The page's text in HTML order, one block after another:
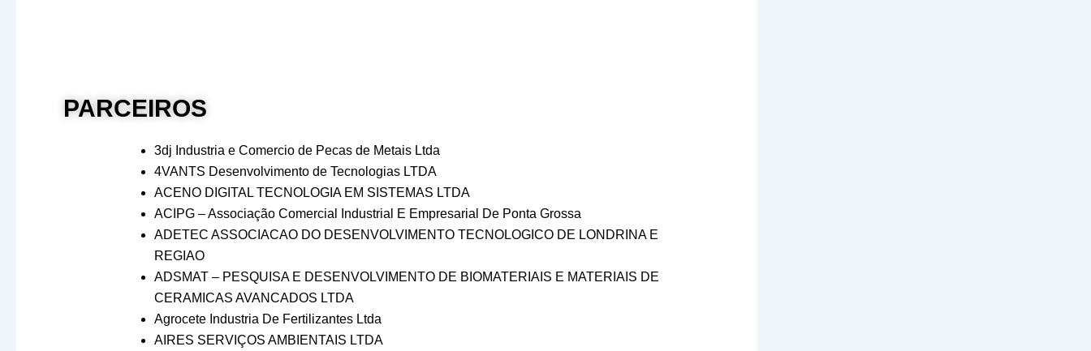
PARCEIROS
3dj Industria e Comercio de Pecas de Metais Ltda
4VANTS Desenvolvimento de Tecnologias LTDA
ACENO DIGITAL TECNOLOGIA EM SISTEMAS LTDA
ACIPG – Associação Comercial Industrial E Empresarial De Ponta Grossa
ADETEC ASSOCIACAO DO DESENVOLVIMENTO TECNOLOGICO DE LONDRINA E
REGIAO
ADSMAT – PESQUISA E DESENVOLVIMENTO DE BIOMATERIAIS E MATERIAIS DE
CERAMICAS AVANCADOS LTDA
Agrocete Industria De Fertilizantes Ltda
AIRES SERVIÇOS AMBIENTAIS LTDA